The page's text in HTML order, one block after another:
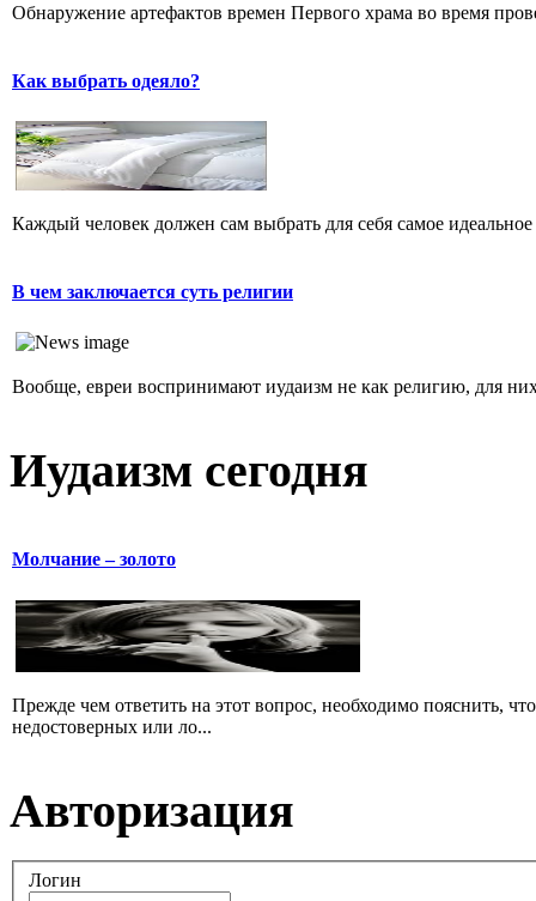
Обнаружение артефактов времен Первого храма во время
Как выбрать одеяло?
Каждый человек должен сам выбрать для себя самое
В чем заключается суть религии
Вообще, евреи воспринимают иудаизм не как религию, для
Иудаизм сегодня
Молчание – золото
Прежде чем ответить на этот вопрос, необходимо пояснить,
недостоверных или ло...
Авторизация
Логин